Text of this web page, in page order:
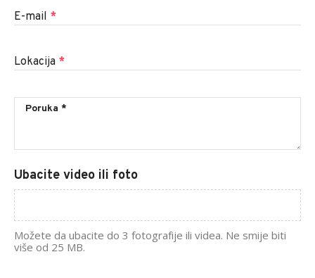
E-mail *
Lokacija *
Ubacite video ili foto
Možete da ubacite do 3 fotografije ili videa. Ne smije biti
više od 25 MB.